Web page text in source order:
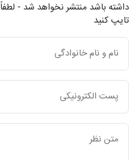
داشته باشد منتشر نخواهد شد -
تایپ کنید